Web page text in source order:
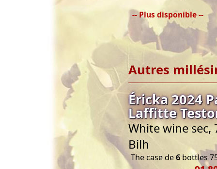
-- Plus disponible --
Autres
Éricka 2024
Laffitte
White wine sec,
Bilh
The case de6 bottles